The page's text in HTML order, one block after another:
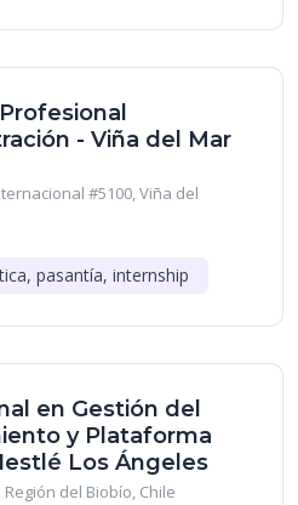
- Viña del Mar
#5100, Viña del
pasantía, internship
en Gestión del
y Plataforma
Los Ángeles
Región del Biobío, Chile